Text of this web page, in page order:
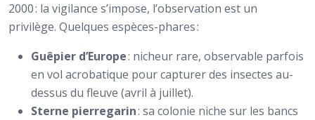
2000 : la vigilance s’impose, l’observation est un
privilège. Quelques espèces-phares :
Guêpier d’Europe: nicheur rare, observable parfois
en vol acrobatique pour capturer des insectes au-
dessus du fleuve (avril à juillet).
Sterne pierregarin: sa colonie niche sur les bancs